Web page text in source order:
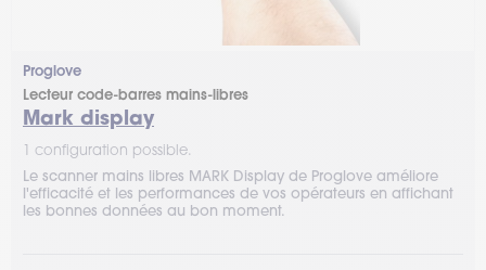
Proglove
Lecteur code-barres mains-libres
Mark display
1 configuration possible.
Le scanner mains libres MARK Display de Proglove améliore
l'efficacité et les performances de vos opérateurs en affichant
les bonnes données au bon moment.